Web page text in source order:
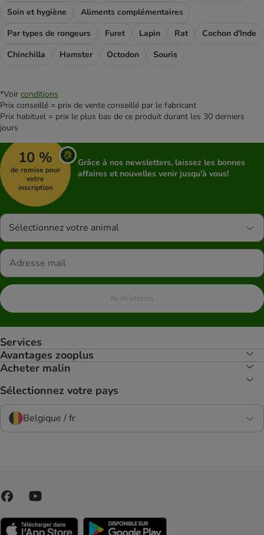
Soin et hygiène
Aliments complémentaires
Par types de rongeurs
Furet Lapin Rat
Cochon d'Inde
Chinchilla
Hamster Octodon Souris
*Voir conditions
Prix conseillé = prix de vente conseillé par le fabricant
Prix habituel = prix le plus bas de ce produit durant les 30 derniers
jours
10 %
de remise pour
votre
inscription
Grâce à nos newsletters, laissez les bonnes
affaires et nouvelles venir jusqu'à vous!
Sélectionnez votre animal
Je m'inscris
Services
Avantages zooplus
Acheter malin
Sélectionnez votre pays
Belgique / fr